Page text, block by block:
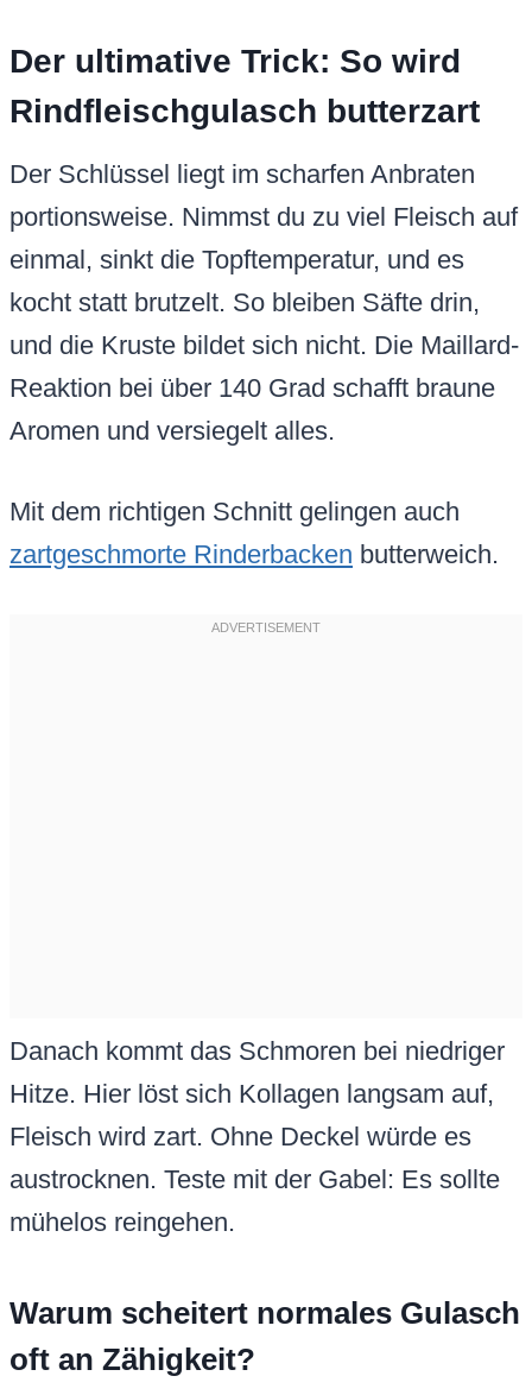
Der ultimative Trick: So wird
Rindfleischgulasch butterzart
Der Schlüssel liegt im scharfen Anbraten
portionsweise. Nimmst du zu viel Fleisch auf
einmal, sinkt die Topftemperatur, und es
kocht statt brutzelt. So bleiben Säfte drin,
und die Kruste bildet sich nicht. Die Maillard-
Reaktion bei über 140 Grad schafft braune
Aromen und versiegelt alles.
Mit dem richtigen Schnitt gelingen auch
zartgeschmorte Rinderbacken butterweich.
Danach kommt das Schmoren bei niedriger
Hitze. Hier löst sich Kollagen langsam auf,
Fleisch wird zart. Ohne Deckel würde es
austrocknen. Teste mit der Gabel: Es sollte
mühelos reingehen.
Warum scheitert normales Gulasch
oft an Zähigkeit?